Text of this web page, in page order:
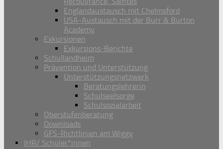
Englandaustausch mit Chelmsford
USA-Austausch mit der Burr & Burton
Academy
Exkursionen
Exkursions-Berichte
Schullandheim
Prävention und Unterstützung
Unterstützungsnetzwerk
Beratungslehrerin
Schulseelsorge
Schulsozialarbeit
Oberstufenberatung
Downloads
GFS-Richtlinien am Wiggy
IHR/ Schüler*innen